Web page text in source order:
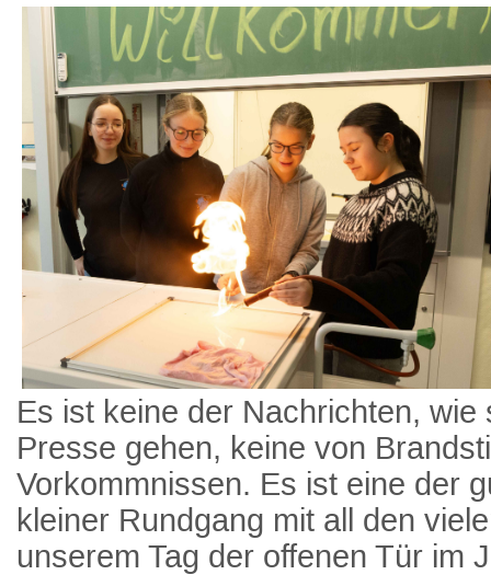
Es ist keine der Nachrichten,
Presse gehen, keine von
Vorkommnissen. Es ist eine der
kleiner Rundgang mit all den
unserem Tag der offenen Tür im